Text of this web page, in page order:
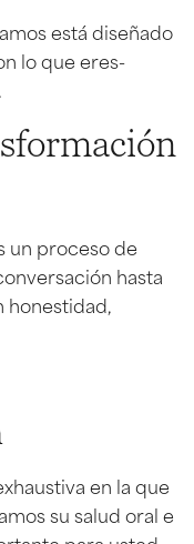
está diseñado
lo que eres-
un proceso de
hasta
honestidad,
en la que
su salud oral e